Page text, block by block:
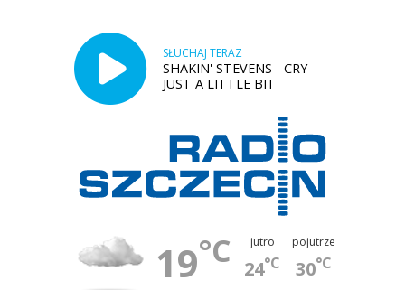
SŁUCHAJ TERAZ
SHAKIN' STEVENS - CRY
JUST A LITTLE BIT
19°C jutro
24°C
pojutrze
30°C